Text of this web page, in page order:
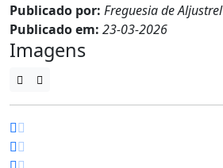
Publicado por: Freguesia de Aljustrel
Publicado em: 23-03-2026
Imagens